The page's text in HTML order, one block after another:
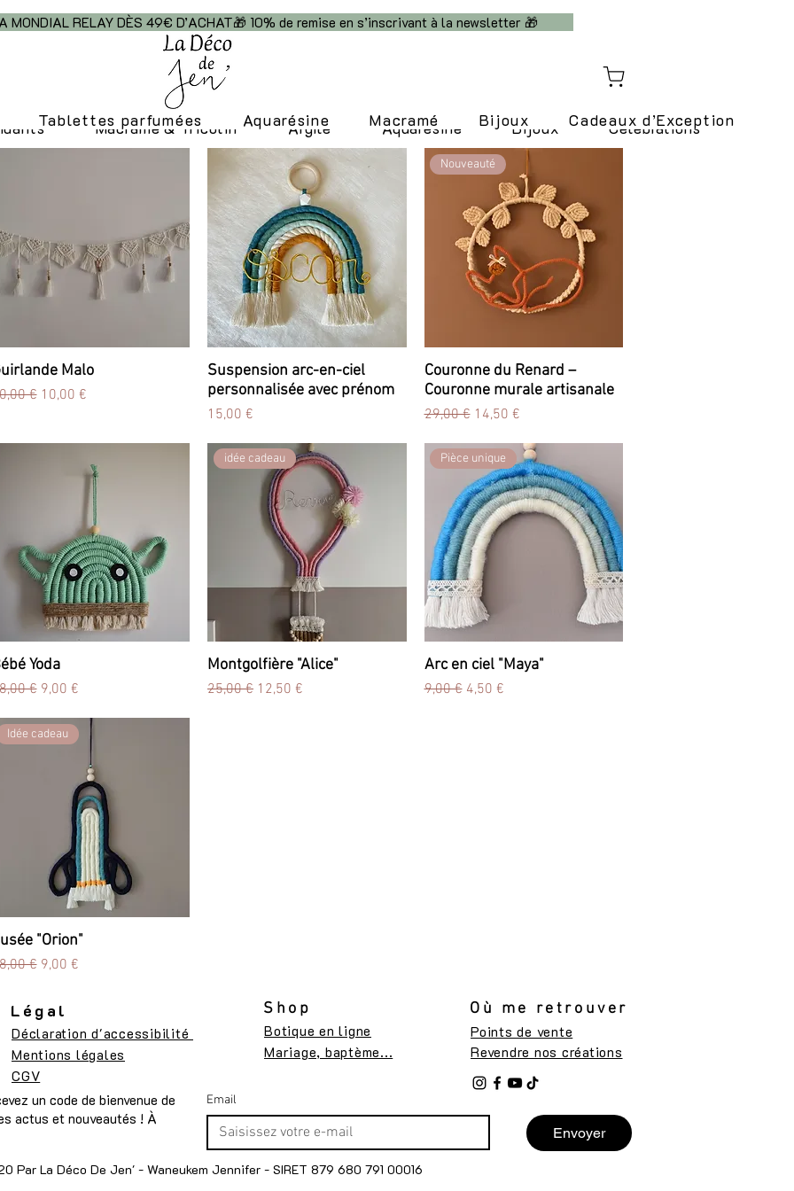
RELAY DÈS 49€ D’ACHAT🎁 10% de remise en s’inscrivant à la newsletter 🎁
Tablettes parfumées Aquarésine Macramé Bijoux Cadeaux d’Exception
Aperçu rapide
Malo
original
€ Prix promotionnel
10,00 €
Aperçu rapide
Suspension arc-en-ciel
personnalisée avec prénom
Prix
15,00 €
Aperçu rapide
Nouveauté
Couronne du Renard –
Couronne murale artisanale
Prix original
29,00 € Prix promotionnel
14,50 €
Aperçu rapide
Yoda
original
€ Prix promotionnel
9,00 €
Aperçu rapide
idée cadeau
Montgolfière "Alice"
Prix original
25,00 € Prix promotionnel
12,50 €
Aperçu rapide
Pièce unique
Arc en ciel "Maya"
Prix original
9,00 € Prix promotionnel
4,50 €
Aperçu rapide
Idée cadeau
"Orion"
original
€ Prix promotionnel
9,00 €
Macramé & Tricotin Argile Aquarésine Bijoux Célébrations
Légal
Déclaration d'accessibilité
Mentions légales
Shop
Botique en ligne
Mariage, baptème...
Où me retrouver
Points de vente
Revendre nos créations
CGV
un code de bienvenue de
actus et nouveautés ! À
Email
Envoyer
Par La Déco De Jen' - Waneukem Jennifer - SIRET 879 680 791 00016